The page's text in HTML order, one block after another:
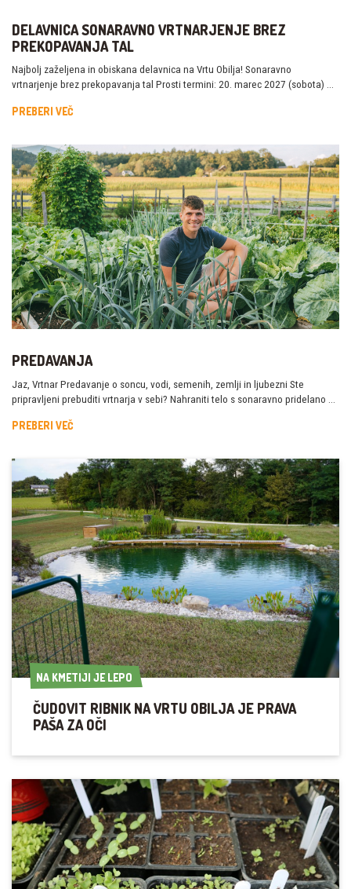
DELAVNICA SONARAVNO VRTNARJENJE BREZ
PREKOPAVANJA TAL
Najbolj zaželjena in obiskana delavnica na Vrtu Obilja! Sonaravno
vrtnarjenje brez prekopavanja tal Prosti termini: 20. marec 2027 (sobota) …
PREBERI VEČ
PREDAVANJA
Jaz, Vrtnar Predavanje o soncu, vodi, semenih, zemlji in ljubezni Ste
pripravljeni prebuditi vrtnarja v sebi? Nahraniti telo s sonaravno pridelano …
PREBERI VEČ
NA KMETIJI JE LEPO
NA KMETIJI JE LEPO
ČUDOVIT RIBNIK NA VRTU OBILJA JE PRAVA
PAŠA ZA OČI